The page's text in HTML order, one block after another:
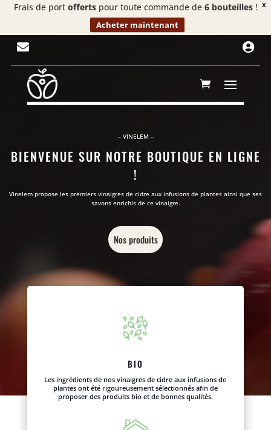
X
Frais de port offertspour toute commande de 6 bouteilles!
Acheter maintenant
Lecteur
vidéo
 
– VINELEM –
BIENVENUE SUR NOTRE BOUTIQUE EN LIGNE
!
Vinelem propose les premiers vinaigres de cidre aux infusions de plantes ainsi que ses
savons enrichis de ce vinaigre.
Nos produits
BIO
Les ingrédients de nos vinaigres de cidre aux infusions de
plantes ont été rigoureusement sélectionnés afin de
proposer des produits bio et de bonnes qualités.